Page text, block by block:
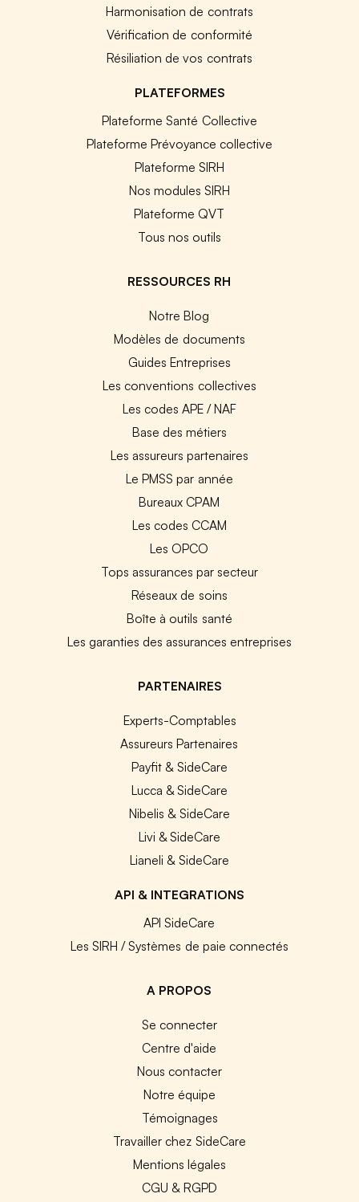
Harmonisation de contrats
Vérification de conformité
Résiliation de vos contrats
PLATEFORMES
Plateforme Santé Collective
Plateforme Prévoyance collective
Plateforme SIRH
Nos modules SIRH
Plateforme QVT
Tous nos outils
RESSOURCES RH
Notre Blog
Modèles de documents
Guides Entreprises
Les conventions collectives
Les codes APE / NAF
Base des métiers
Les assureurs partenaires
Le PMSS par année
Bureaux CPAM
Les codes CCAM
Les OPCO
Tops assurances par secteur
Réseaux de soins
Boîte à outils santé
Les garanties des assurances entreprises
PARTENAIRES
Experts-Comptables
Assureurs Partenaires
Payfit & SideCare
Lucca & SideCare
Nibelis & SideCare
Livi & SideCare
Lianeli & SideCare
API & INTEGRATIONS
API SideCare
Les SIRH / Systèmes de paie connectés
A PROPOS
Se connecter
Centre d'aide
Nous contacter
Notre équipe
Témoignages
Travailler chez SideCare
Mentions légales
CGU & RGPD